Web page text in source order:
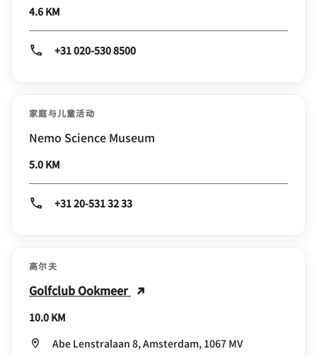
4.6 KM
+31 020-530 8500
家庭与儿童活动
Nemo Science Museum
5.0 KM
+31 20-531 32 33
高尔夫
Golfclub Ookmeer
10.0 KM
Abe Lenstralaan 8, Amsterdam, 1067 MV